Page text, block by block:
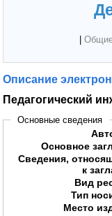
Описание
Педагогический
Основные сведения
Основное
Сведения,
к
Вид
Тип
Место